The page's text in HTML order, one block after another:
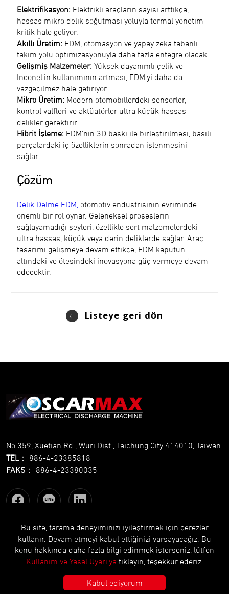
Elektrifikasyon: Elektrikli araçların sayısı arttıkça,
hassas mikro delik soğutması yoluyla termal yönetim
kritik hale geliyor.
Akıllı Üretim: EDM, otomasyon ve yapay zeka tabanlı
takım yolu optimizasyonuyla daha fazla entegre olacak.
Gelişmiş Malzemeler: Yüksek dayanımlı çelik ve
Inconel'in kullanımının artması, EDM'yi daha da
vazgeçilmez hale getiriyor.
Mikro Üretim: Modern otomobillerdeki sensörler,
kontrol valfleri ve aktüatörler ultra küçük hassas
delikler gerektirir.
Hibrit İşleme: EDM'nin 3D baskı ile birleştirilmesi, basılı
parçalardaki iç özelliklerin sonradan işlenmesini
sağlar.
Çözüm
Delik Delme EDM, otomotiv endüstrisinin evriminde
önemli bir rol oynar. Geleneksel proseslerin
sağlayamadığı şeyleri, özellikle sert malzemelerdeki
ultra hassas, küçük veya derin deliklerde sağlar. Araç
tasarımı gelişmeye devam ettikçe, EDM kaputun
altındaki ve ötesindeki inovasyona güç vermeye devam
edecektir.
Listeye geri dön
No.359, Xuetian Rd., Wuri Dist., Taichung City 414010, Taiwan
TEL： 886-4-23385818
FAKS ： 886-4-23380035
Copyright © OSCARMAX All Rights Reserved.Designedby Lets
Media EZB2B
Bu site, tarama deneyiminizi iyileştirmek için çerezler
kullanır. Devam etmeyi kabul ettiğinizi varsayacağız. Bu
konu hakkında daha fazla bilgi edinmek isterseniz, lütfen
Kullanım ve Yasal Uyarı'ya tıklayın, teşekkür ederiz.
Kabul ediyorum